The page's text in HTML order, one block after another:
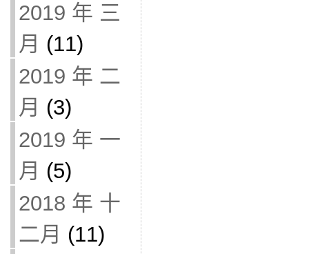
2019 年 三
月 (11)
2019 年 二
月 (3)
2019 年 一
月 (5)
2018 年 十
二月 (11)